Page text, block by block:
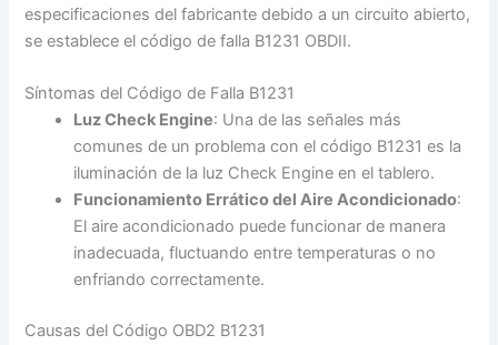
especificaciones del fabricante debido a un circuito abierto,
se establece el código de falla B1231 OBDII.
Síntomas del Código de Falla B1231
Luz Check Engine: Una de las señales más
comunes de un problema con el código B1231 es la
iluminación de la luz Check Engine en el tablero.
Funcionamiento Errático del Aire Acondicionado:
El aire acondicionado puede funcionar de manera
inadecuada, fluctuando entre temperaturas o no
enfriando correctamente.
Causas del Código OBD2 B1231